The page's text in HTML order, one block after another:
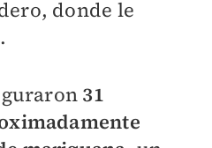
donde le
31